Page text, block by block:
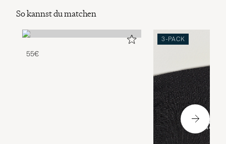
So kannst du matchen
55€
3-PACK